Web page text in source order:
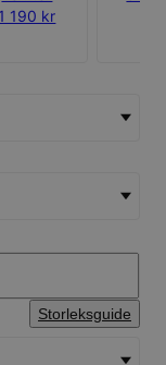
1 190 kr
Storleksguide